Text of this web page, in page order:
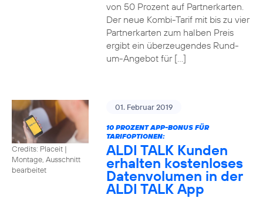
von 50 Prozent auf Partnerkarten.
Der neue Kombi-Tarif mit bis zu vier
Partnerkarten zum halben Preis
ergibt ein überzeugendes Rund-
um-Angebot für […]
Credits: Placeit |
Montage, Ausschnitt
bearbeitet
01. Februar 2019
10 PROZENT APP-BONUS FÜR
TARIFOPTIONEN:
ALDI TALK Kunden
erhalten kostenloses
Datenvolumen in der
ALDI TALK App